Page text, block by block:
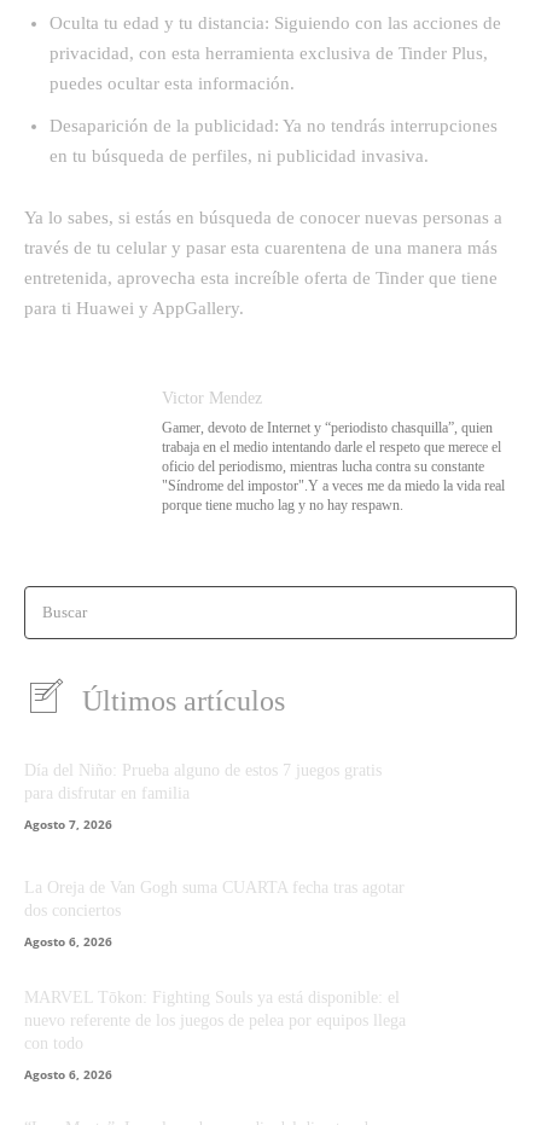
Oculta tu edad y tu distancia: Siguiendo con las acciones de
privacidad, con esta herramienta exclusiva de Tinder Plus,
puedes ocultar esta información.
Desaparición de la publicidad: Ya no tendrás interrupciones
en tu búsqueda de perfiles, ni publicidad invasiva.
Ya lo sabes, si estás en búsqueda de conocer nuevas personas a
través de tu celular y pasar esta cuarentena de una manera más
entretenida, aprovecha esta increíble oferta de Tinder que tiene
para ti Huawei y AppGallery.
Victor Mendez
Gamer, devoto de Internet y “periodisto chasquilla”, quien
trabaja en el medio intentando darle el respeto que merece el
oficio del periodismo, mientras lucha contra su constante
"Síndrome del impostor".Y a veces me da miedo la vida real
porque tiene mucho lag y no hay respawn.
Buscar
Últimos artículos
Día del Niño: Prueba alguno de estos 7 juegos gratis
para disfrutar en familia
Agosto 7, 2026
La Oreja de Van Gogh suma CUARTA fecha tras agotar
dos conciertos
Agosto 6, 2026
MARVEL Tōkon: Fighting Souls ya está disponible: el
nuevo referente de los juegos de pelea por equipos llega
con todo
Agosto 6, 2026